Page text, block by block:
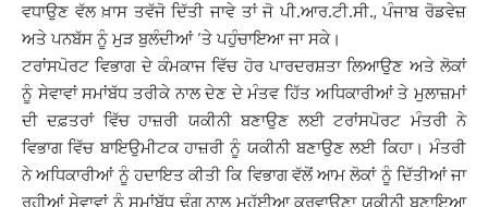
ਵਧਾਉਣ ਵੱਲ ਖ਼ਾਸ ਤਵੱਜੋ ਦਿੱਤੀ ਜਾਵੇ ਤਾਂ ਜੋ ਪੀ.ਆਰ.ਟੀ.ਸੀ., ਪੰਜਾਬ ਰੋਡਵੇਜ਼
ਅਤੇ ਪਨਬੱਸ ਨੂੰ ਮੁੜ ਬੁਲੰਦੀਆਂ ‘ਤੇ ਪਹੁੰਚਾਇਆ ਜਾ ਸਕੇ।
ਟਰਾਂਸਪੋਰਟ ਵਿਭਾਗ ਦੇ ਕੰਮਕਾਜ ਵਿੱਚ ਹੋਰ ਪਾਰਦਰਸ਼ਤਾ ਲਿਆਉਣ ਅਤੇ ਲੋਕਾਂ
ਨੂੰ ਸੇਵਾਵਾਂ ਸਮਾਂਬੱਧ ਤਰੀਕੇ ਨਾਲ ਦੇਣ ਦੇ ਮੰਤਵ ਹਿੱਤ ਅਧਿਕਾਰੀਆਂ ਤੇ ਮੁਲਾਜ਼ਮਾਂ
ਦੀ ਦਫ਼ਤਰਾਂ ਵਿੱਚ ਹਾਜ਼ਰੀ ਯਕੀਨੀ ਬਣਾਉਣ ਲਈ ਟਰਾਂਸਪੋਰਟ ਮੰਤਰੀ ਨੇ
ਵਿਭਾਗ ਵਿੱਚ ਬਾਇਉਮੀਟਕ ਹਾਜ਼ਰੀ ਨੂੰ ਯਕੀਨੀ ਬਣਾਉਣ ਲਈ ਕਿਹਾ। ਮੰਤਰੀ
ਨੇ ਅਧਿਕਾਰੀਆਂ ਨੂੰ ਹਦਾਇਤ ਕੀਤੀ ਕਿ ਵਿਭਾਗ ਵੱਲੋਂ ਆਮ ਲੋਕਾਂ ਨੂੰ ਦਿੱਤੀਆਂ ਜਾ
ਰਹੀਆਂ ਸੇਵਾਵਾਂ ਨੂੰ ਸਮਾਂਬੱਧ ਢੰਗ ਨਾਲ ਮੁਹੱਈਆ ਕਰਵਾਉਣਾ ਯਕੀਨੀ ਬਣਾਇਆ